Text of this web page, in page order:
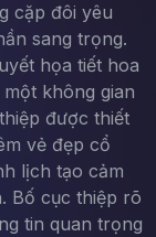
cặp đôi yêu
sang trọng.
họa tiết hoa
không gian
được thiết
vẻ đẹp cổ
lịch tạo cảm
Bố cục thiệp rõ
tin quan trọng